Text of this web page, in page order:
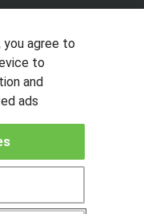
you agree to
to
and
ads